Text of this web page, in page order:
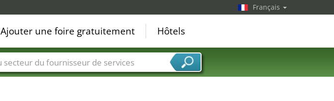
Français
Ajouter une foire gratuitement Hôtels
Secteurs du fournisseur de services